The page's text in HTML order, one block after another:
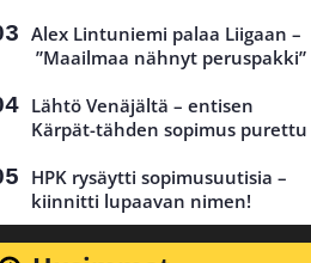
Alex Lintuniemi palaa Liigaan –
”Maailmaa nähnyt peruspakki”
Lähtö Venäjältä – entisen
Kärpät-tähden sopimus purettu
HPK rysäytti sopimusuutisia –
kiinnitti lupaavan nimen!